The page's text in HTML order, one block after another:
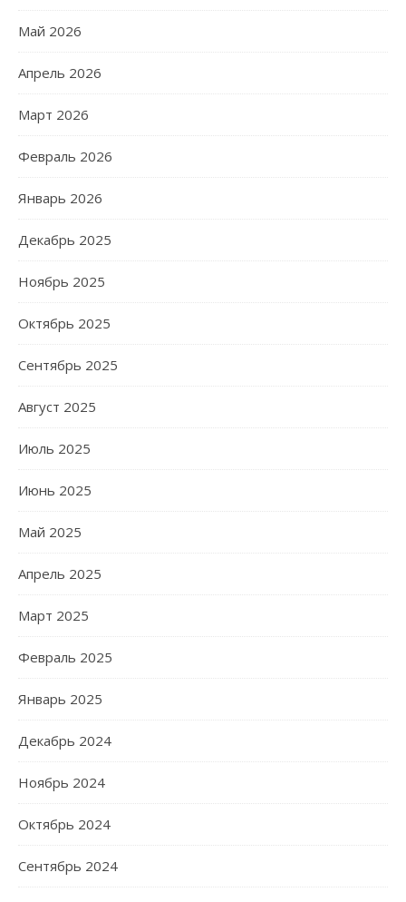
Май 2026
Апрель 2026
Март 2026
Февраль 2026
Январь 2026
Декабрь 2025
Ноябрь 2025
Октябрь 2025
Сентябрь 2025
Август 2025
Июль 2025
Июнь 2025
Май 2025
Апрель 2025
Март 2025
Февраль 2025
Январь 2025
Декабрь 2024
Ноябрь 2024
Октябрь 2024
Сентябрь 2024